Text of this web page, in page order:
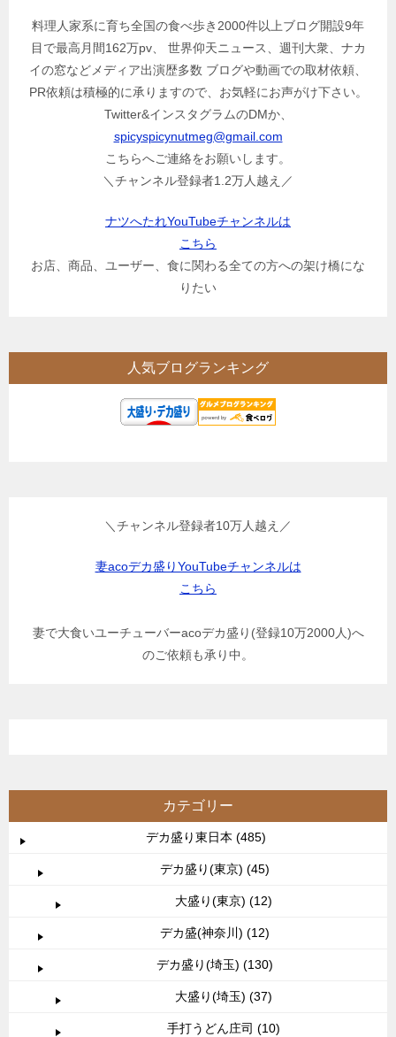
料理人家系に育ち全国の食べ歩き2000件以上ブログ開設9年
目で最高月間162万pv、 世界仰天ニュース、週刊大衆、ナカ
イの窓などメディア出演歴多数 ブログや動画での取材依頼、
PR依頼は積極的に承りますので、お気軽にお声がけ下さい。
Twitter&インスタグラムのDMか、
spicyspicynutmeg@gmail.com
こちらへご連絡をお願いします。
＼チャンネル登録者1.2万人越え／
ナツへたれYouTubeチャンネルは
こちら
お店、商品、ユーザー、食に関わる全ての方への架け橋にな
りたい
人気ブログランキング
＼チャンネル登録者10万人越え／
妻acoデカ盛りYouTubeチャンネルは
こちら
妻で大食いユーチューバーacoデカ盛り(登録10万2000人)へ
のご依頼も承り中。
カテゴリー
デカ盛り東日本 (485)
デカ盛り(東京) (45)
大盛り(東京) (12)
デカ盛(神奈川) (12)
デカ盛り(埼玉) (130)
大盛り(埼玉) (37)
手打うどん庄司 (10)